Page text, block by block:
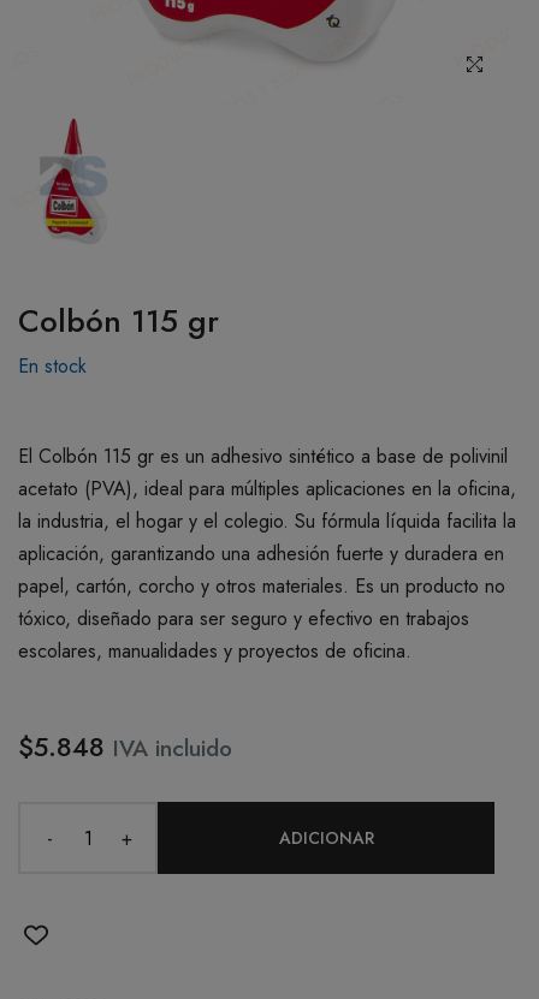
Colbón 115 gr
En stock
El Colbón 115 gr es un adhesivo sintético a base de polivinil
acetato (PVA), ideal para múltiples aplicaciones en la oficina,
la industria, el hogar y el colegio. Su fórmula líquida facilita la
aplicación, garantizando una adhesión fuerte y duradera en
papel, cartón, corcho y otros materiales. Es un producto no
tóxico, diseñado para ser seguro y efectivo en trabajos
escolares, manualidades y proyectos de oficina.
$5.848 IVA incluido
- + ADICIONAR